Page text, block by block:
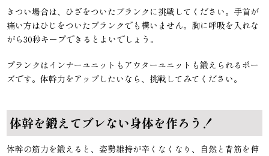
きつい場合は、ひざをついたプランクに挑戦してください。手首が
痛い方はひじをついたプランクでも構いません。胸に呼吸を入れな
がら30秒キープできるとよいでしょう。
プランクはインナーユニットもアウターユニットも鍛えられるポー
ズです。体幹力をアップしたいなら、挑戦してみてください。
体幹を鍛えてブレない身体を作ろう！
体幹の筋力を鍛えると、姿勢維持が辛くなくなり、自然と背筋を伸